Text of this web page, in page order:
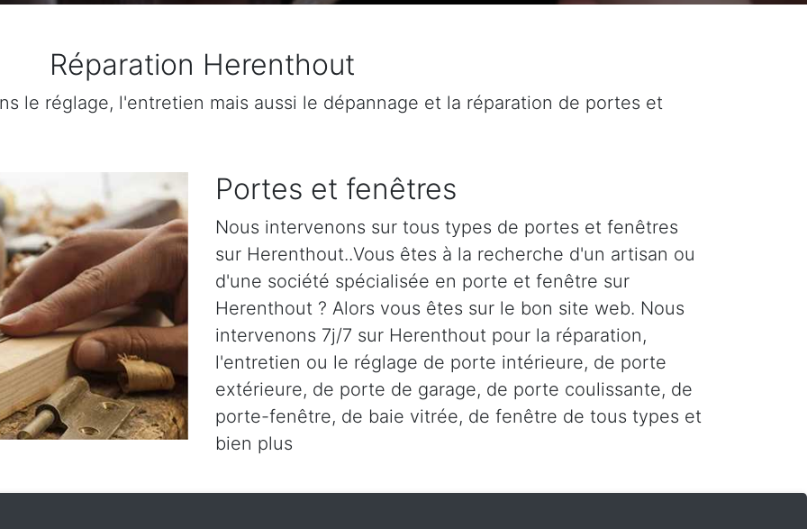
Réparation Herenthout
le réglage, l'entretien mais aussi le dépannage et la réparation de portes et
Portes et fenêtres
Nous intervenons sur tous types de portes et fenêtres
sur Herenthout..Vous êtes à la recherche d'un artisan ou
d'une société spécialisée en porte et fenêtre sur
Herenthout ? Alors vous êtes sur le bon site web. Nous
intervenons 7j/7 sur Herenthout pour la réparation,
l'entretien ou le réglage de porte intérieure, de porte
extérieure, de porte de garage, de porte coulissante, de
porte-fenêtre, de baie vitrée, de fenêtre de tous types et
bien plus